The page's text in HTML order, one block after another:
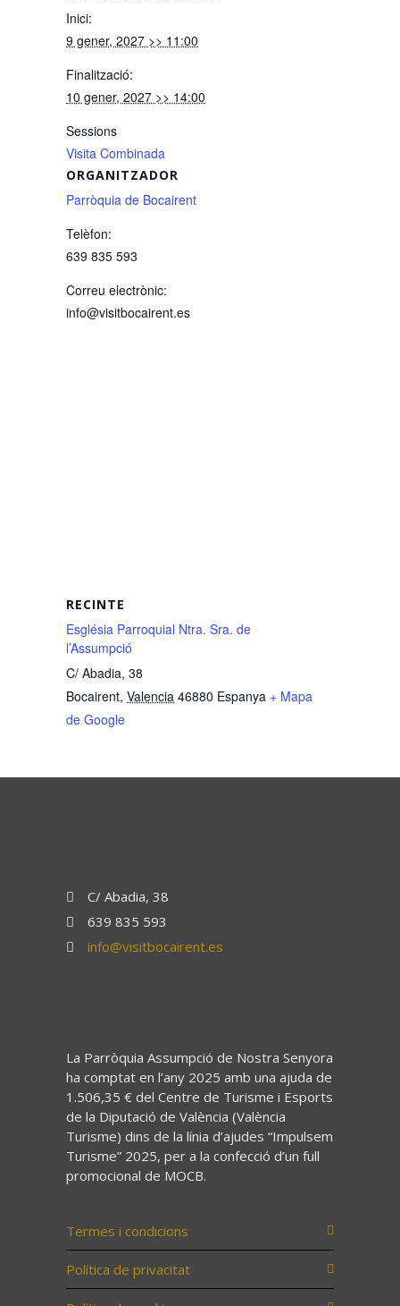
Inici:
9 gener, 2027 >> 11:00
Finalització:
10 gener, 2027 >> 14:00
Sessions
Visita Combinada
ORGANITZADOR
Parròquia de Bocairent
Telèfon:
639 835 593
Correu electrònic:
info@visitbocairent.es
RECINTE
Església Parroquial Ntra. Sra. de
l’Assumpció
C/ Abadia, 38
Bocairent, Valencia 46880 Espanya + Mapa
de Google
C/ Abadia, 38
639 835 593
info@visitbocairent.es
La Parròquia Assumpció de Nostra Senyora
ha comptat en l’any 2025 amb una ajuda de
1.506,35 € del Centre de Turisme i Esports
de la Diputació de València (València
Turisme) dins de la línia d’ajudes “Impulsem
Turisme” 2025, per a la confecció d’un full
promocional de MOCB.
Termes i condicions
Política de privacitat